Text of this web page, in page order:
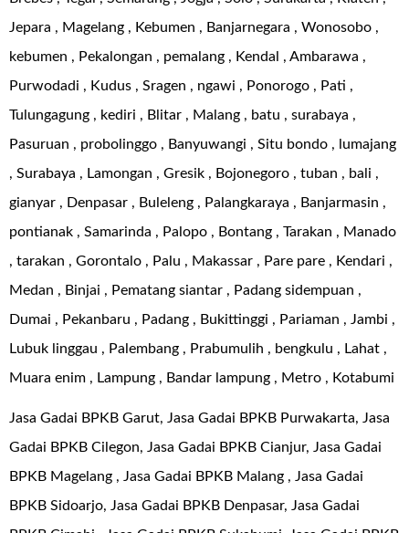
Jepara , Magelang , Kebumen , Banjarnegara , Wonosobo ,
kebumen , Pekalongan , pemalang , Kendal , Ambarawa ,
Purwodadi , Kudus , Sragen , ngawi , Ponorogo , Pati ,
Tulungagung , kediri , Blitar , Malang , batu , surabaya ,
Pasuruan , probolinggo , Banyuwangi , Situ bondo , lumajang
, Surabaya , Lamongan , Gresik , Bojonegoro , tuban , bali ,
gianyar , Denpasar , Buleleng , Palangkaraya , Banjarmasin ,
pontianak , Samarinda , Palopo , Bontang , Tarakan , Manado
, tarakan , Gorontalo , Palu , Makassar , Pare pare , Kendari ,
Medan , Binjai , Pematang siantar , Padang sidempuan ,
Dumai , Pekanbaru , Padang , Bukittinggi , Pariaman , Jambi ,
Lubuk linggau , Palembang , Prabumulih , bengkulu , Lahat ,
Muara enim , Lampung , Bandar lampung , Metro , Kotabumi
Jasa Gadai BPKB Garut, Jasa Gadai BPKB Purwakarta, Jasa
Gadai BPKB Cilegon, Jasa Gadai BPKB Cianjur, Jasa Gadai
BPKB Magelang , Jasa Gadai BPKB Malang , Jasa Gadai
BPKB Sidoarjo, Jasa Gadai BPKB Denpasar, Jasa Gadai